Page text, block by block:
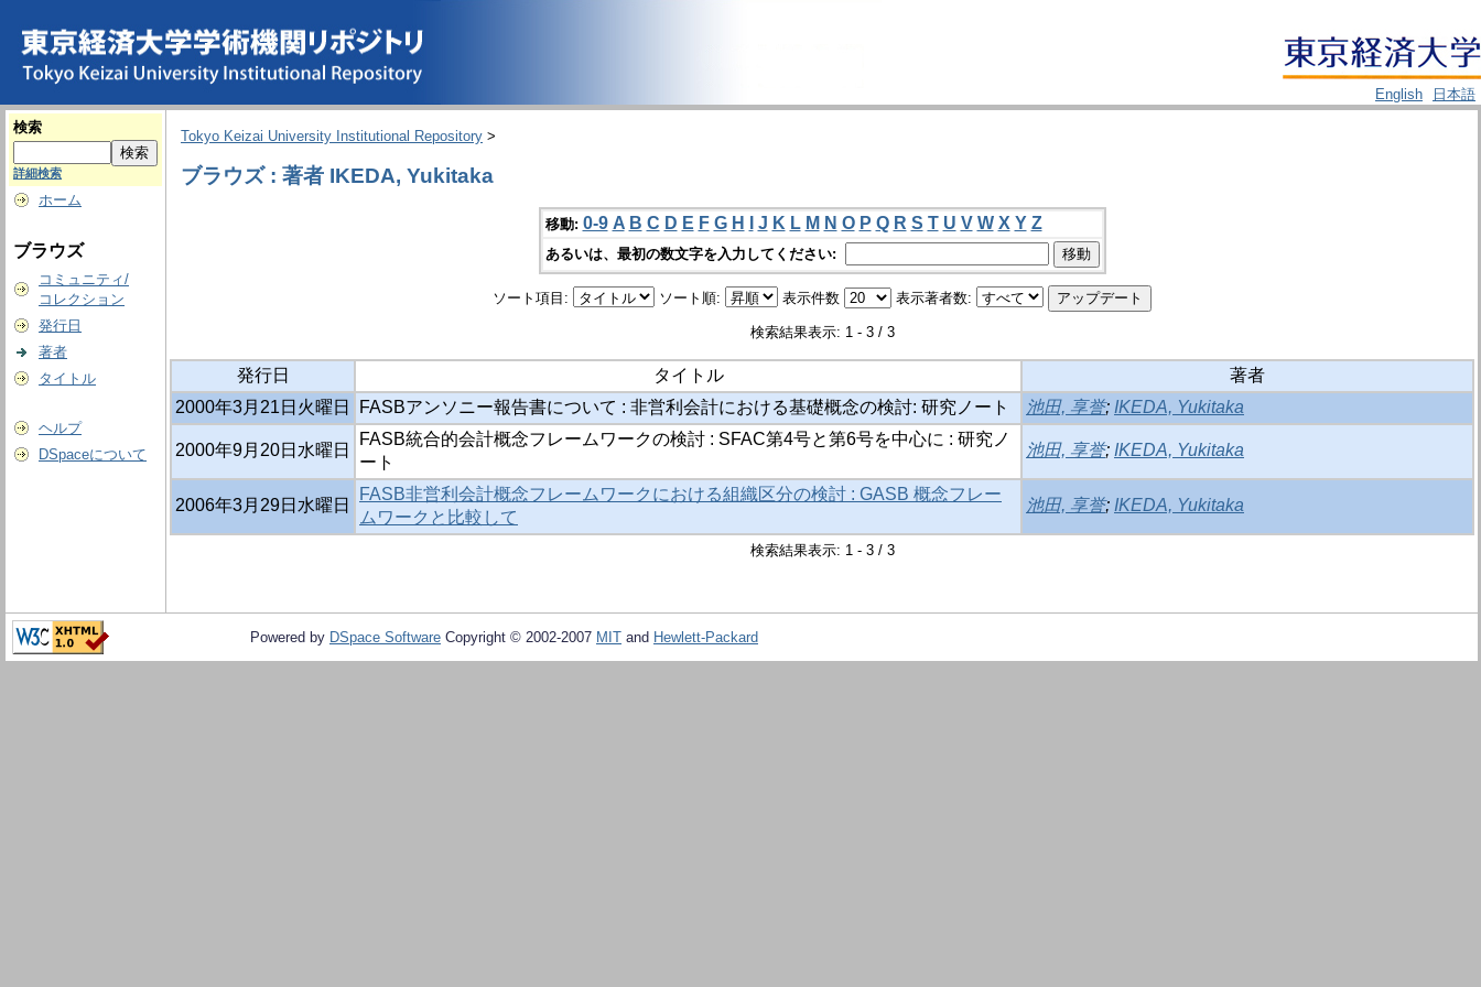
English
日本語
検索
詳細検索
ホーム
ブラウズ
コミュニティ/
コレクション
発行日
著者
タイトル
ヘルプ
DSpaceについて
Tokyo Keizai University Institutional Repository >
ブラウズ : 著者 IKEDA, Yukitaka
移動: 0-9 A B C D E F G H J K L M N O P Q R S T U V W X Y Z
あるいは、最初の数文字を入力してください:
ソート項目: ソート順: 表示件数 表示著者数:
検索結果表示: 1 - 3 / 3
発行日 タイトル
著者
2000年3月21日火曜日
FASBアンソニー報告書について : 非営利会計における基礎概念の検討: 研究ノート 池田, 享誉; IKEDA, Yukitaka
2000年9月20日水曜日
FASB統合的会計概念フレームワークの検討 : SFAC第4号と第6号を中心に : 研究ノ
ート
池田, 享誉; IKEDA, Yukitaka
2006年3月29日水曜日
FASB非営利会計概念フレームワークにおける組織区分の検討 : GASB 概念フレー
ムワークと比較して
池田, 享誉; IKEDA, Yukitaka
検索結果表示: 1 - 3 / 3
Powered by DSpace Software Copyright © 2002-2007 MIT and Hewlett-Packard